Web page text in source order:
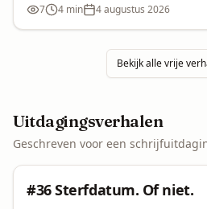
Bekeken:
7Leestijd:
4 minDatum:
4 augustus 2026
Bekijk alle vrije
Uitdagingsverhalen
Geschreven voor een
#36 Sterfdatum. Of niet.